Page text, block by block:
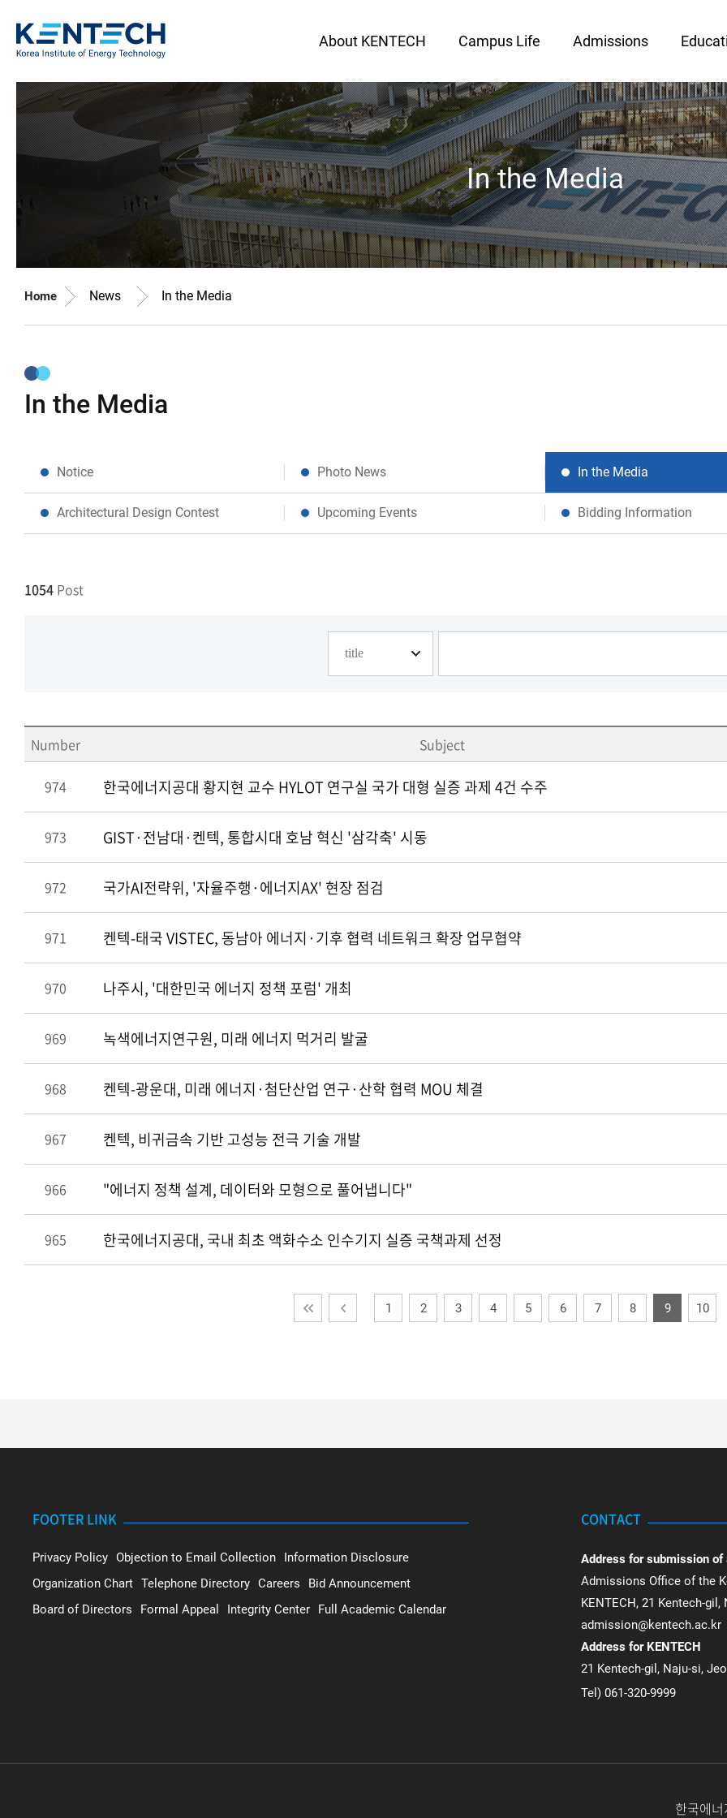
About KENTECH Campus Life Admissions
In the Media
Home News In the Media
In the Media
Notice Photo News In the Media
Architectural Design Contest Upcoming Events Bidding Information
1054 Post
Number Subject
974 한국에너지공대 황지현 교수 HYLOT 연구실 국가 대형 실증 과제 4건 수주
973 GIST·전남대·켄텍, 통합시대 호남 혁신 '삼각축' 시동
972 국가AI전략위, '자율주행·에너지AX' 현장 점검
971 켄텍-태국 VISTEC, 동남아 에너지·기후 협력 네트워크 확장 업무협약
970 나주시, '대한민국 에너지 정책 포럼' 개최
969 녹색에너지연구원, 미래 에너지 먹거리 발굴
968 켄텍-광운대, 미래 에너지·첨단산업 연구·산학 협력 MOU 체결
967 켄텍, 비귀금속 기반 고성능 전극 기술 개발
966 "에너지 정책 설계, 데이터와 모형으로 풀어냅니다"
965 한국에너지공대, 국내 최초 액화수소 인수기지 실증 국책과제 선정
1 2 3 4 5 6 7 8 9 10
FOOTER LINK
Privacy Policy Objection to Email Collection
Information Disclosure
Organization Chart Telephone Directory Careers
Bid Announcement
Board of Directors
Formal Appeal Integrity Center Full Academic Calendar
CONTACT
Address for submission
Admissions Office of the
KENTECH, 21 Kentech-
admission@kentech.ac.kr
Address for KENTECH
21 Kentech-gil, Naju-si,
Tel) 061-320-9999
한국에너